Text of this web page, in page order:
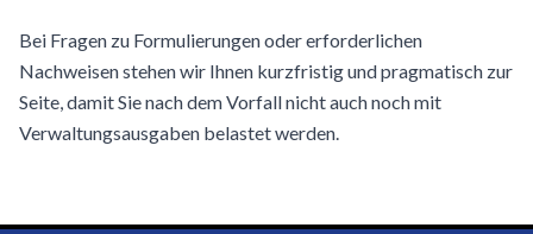
Bei Fragen zu Formulierungen oder erforderlichen
Nachweisen stehen wir Ihnen kurzfristig und pragmatisch zur
Seite, damit Sie nach dem Vorfall nicht auch noch mit
Verwaltungsausgaben belastet werden.